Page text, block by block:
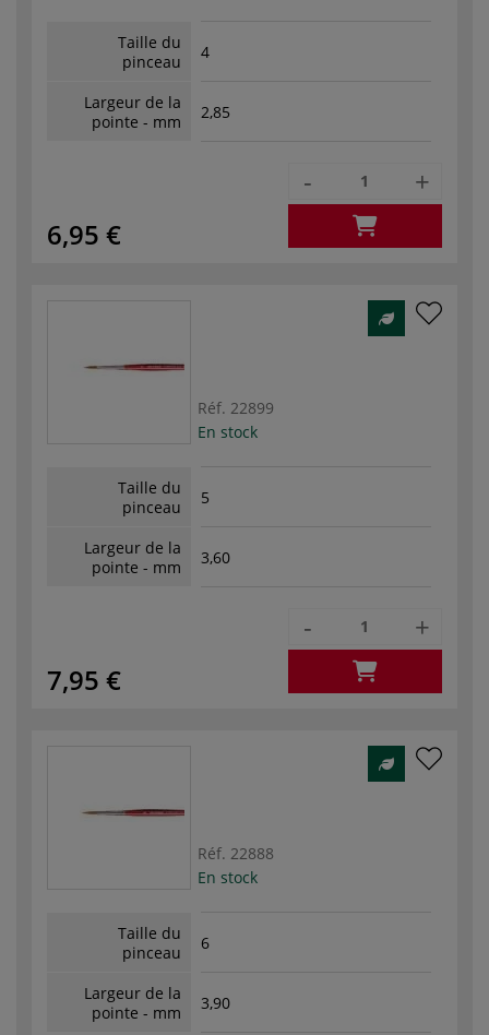
Taille du
pinceau
4
Largeur de la
pointe - mm
2,85
6,95 €
- +
Réf. 22899
En stock
Taille du
pinceau
5
Largeur de la
pointe - mm
3,60
7,95 €
- +
Réf. 22888
En stock
Taille du
pinceau
6
Largeur de la
pointe - mm
3,90